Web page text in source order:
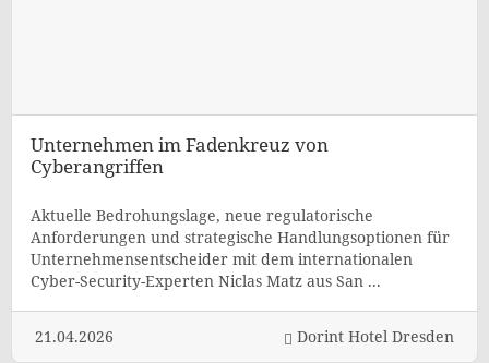
Unternehmen im Fadenkreuz von
Cyberangriffen
Aktuelle Bedrohungslage, neue regulatorische
Anforderungen und strategische Handlungsoptionen für
Unternehmensentscheider mit dem internationalen
Cyber-Security-Experten Niclas Matz aus San ...
21.04.2026 Dorint Hotel Dresden